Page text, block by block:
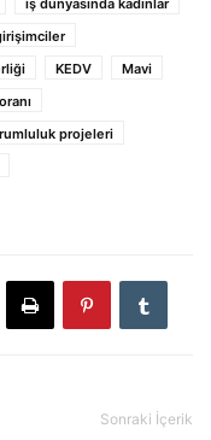
iş dünyasında kadınlar
KEDV
Mavi
projeleri
Sonraki İçerik